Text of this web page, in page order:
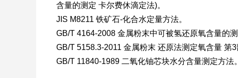
含量的测定 卡尔费休滴定法)。
JIS M8211 铁矿石-化合水定量方法。
GB/T 4164-2008 金属粉末中可被氢还原氧含量的测
GB/T 5158.3-2011 金属粉末 还原法测定氧含量 第3
GB/T 11840-1989 二氧化铀芯块水分含量测定方法。